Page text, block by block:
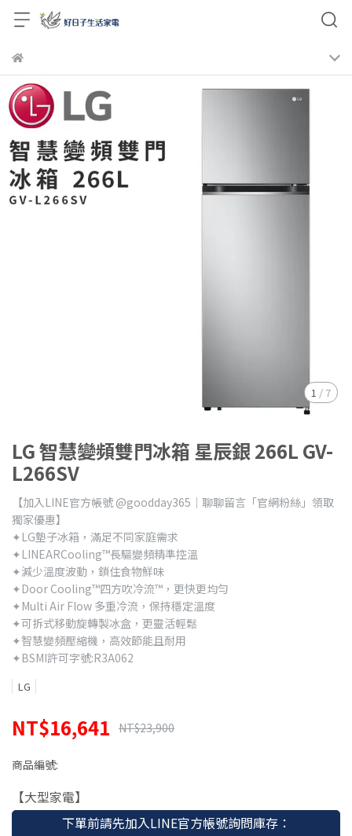
1 / 7
LG 智慧變頻雙門冰箱 星辰銀 266L GV-
L266SV
【加入LINE官方帳號 @goodday365｜聊聊留言「官網粉絲」領取
獨家優惠】
✦LG墊子冰箱，滿足不同家庭需求
✦LINEARCooling™長驅變頻精準控溫
✦減少溫度波動，鎖住食物鮮味
✦Door Cooling™四方吹冷流™，更快更均勻
✦Multi Air Flow 多重冷流，保持穩定溫度
✦可拆式移動旋轉製冰盒，更靈活輕鬆
✦智慧變頻壓縮機，高效節能且耐用
✦BSMI許可字號:R3A062
LG
NT$16,641 NT$23,900
商品編號:
【大型家電】
下單前請先加入LINE官方帳號詢問庫存：